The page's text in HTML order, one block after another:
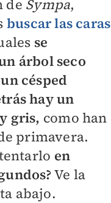
de Sympa,
buscar las caras
se
árbol seco
césped
hay un
gris, como han
primavera.
en
Ve la
abajo.